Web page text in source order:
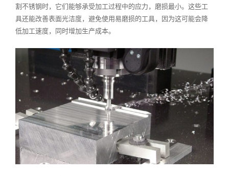
割不锈钢时，它们能够承受加工过程中的应力，磨损最小。这些工
具还能改善表面光洁度，避免使用易磨损的工具，因为这可能会降
低加工速度，同时增加生产成本。